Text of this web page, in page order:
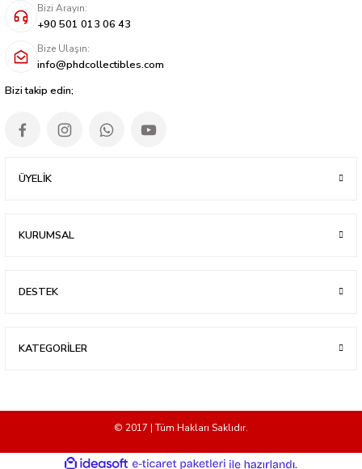
Bizi Arayın:
+90 501 013 06 43
Bize Ulaşın:
info@phdcollectibles.com
Bizi takip edin;
ÜYELİK
KURUMSAL
DESTEK
KATEGORİLER
© 2017 | Tüm Hakları Saklıdır.
ideasoft e-